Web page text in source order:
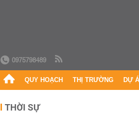
0975798489
QUY HOẠCH THỊ TRƯỜNG DỰ
THỜI SỰ